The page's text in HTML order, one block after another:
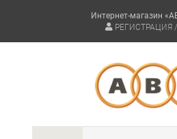
Интернет-магазин
РЕГИСТРАЦИЯ